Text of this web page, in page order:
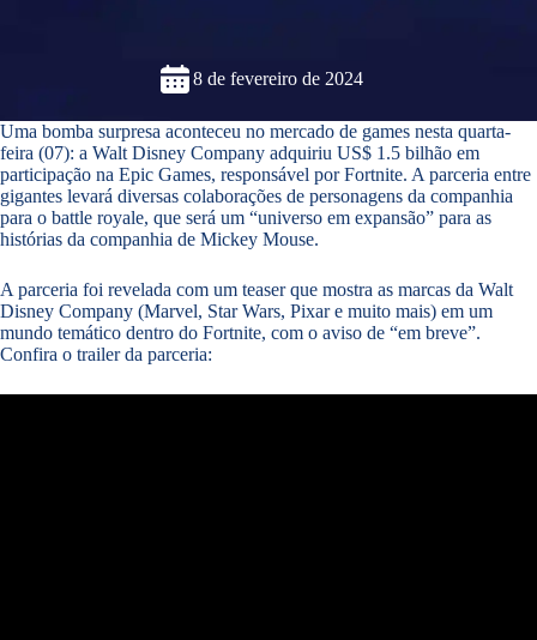
8 de fevereiro de 2024
Uma bomba surpresa aconteceu no mercado de games nesta quarta-
feira (07): a Walt Disney Company adquiriu US$ 1.5 bilhão em
participação na Epic Games, responsável por Fortnite. A parceria entre
gigantes levará diversas colaborações de personagens da companhia
para o battle royale, que será um “universo em expansão” para as
histórias da companhia de Mickey Mouse.
A parceria foi revelada com um teaser que mostra as marcas da Walt
Disney Company (Marvel, Star Wars, Pixar e muito mais) em um
mundo temático dentro do Fortnite, com o aviso de “em breve”.
Confira o trailer da parceria: